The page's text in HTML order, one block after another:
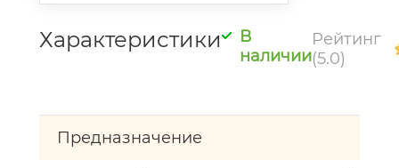
Характеристики
В
наличии
Рейтинг
(5.0)
Предназначение